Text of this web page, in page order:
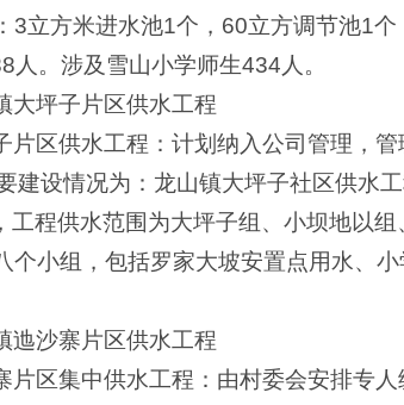
3立方米进水池1个，60立方调节池1
人。涉及雪山小学师生434人。
大坪子片区供水工程
片区供水工程：计划纳入公司管理，
建设情况为：龙山镇大坪子社区供水
工程供水范围为大坪子组、小坝地以
个小组，包括罗家大坡安置点用水、
迆沙寨片区供水工程
片区集中供水工程：由村委会安排专